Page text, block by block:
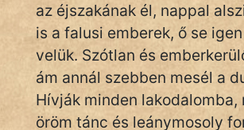
Novella
És
Elbeszélés
Regény
az éjszakának él, nappal
is a falusi emberek, ő se
velük. Szótlan és
ám annál szebben mesél a
Hívják minden lakodalomba,
öröm tánc és leánymosoly